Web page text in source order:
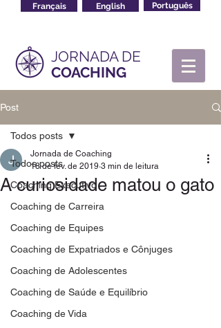
Français English Português
JORNADA DE
COACHING
Post
Todos posts
Coaching Executivo
Coaching de Carreira
Coaching de Equipes
Coaching de Expatriados e Cônjuges
Coaching de Adolescentes
Coaching de Saúde e Equilíbrio
Coaching de Vida
Todos posts
A curiosidade matou o gato
Jornada de Coaching
18 de fev. de 2019 3 min de leitura